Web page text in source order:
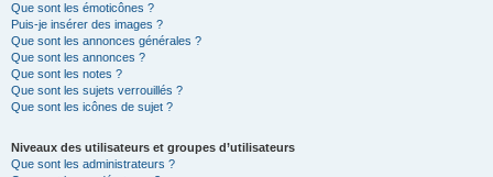
Que sont les émoticônes ?
Puis-je insérer des images ?
Que sont les annonces générales ?
Que sont les annonces ?
Que sont les notes ?
Que sont les sujets verrouillés ?
Que sont les icônes de sujet ?
Niveaux des utilisateurs et groupes d’utilisateurs
Que sont les administrateurs ?